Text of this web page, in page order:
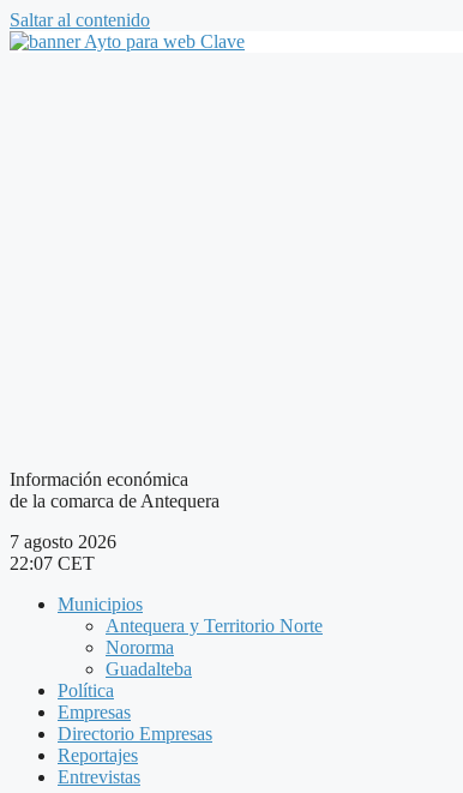
Saltar al contenido
Información económica
de la comarca de Antequera
7 agosto 2026
22:07 CET
Municipios
Antequera y Territorio Norte
Nororma
Guadalteba
Política
Empresas
Directorio Empresas
Reportajes
Entrevistas